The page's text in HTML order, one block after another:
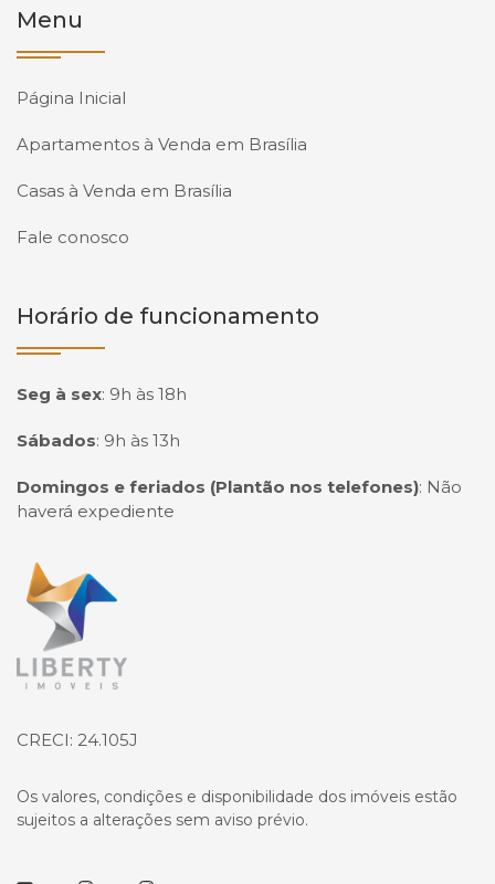
Menu
Página Inicial
Apartamentos à Venda em Brasília
Casas à Venda em Brasília
Fale conosco
Horário de funcionamento
Seg à sex: 9h às 18h
Sábados: 9h às 13h
Domingos e feriados (Plantão nos telefones): Não
haverá expediente
Página inicial
CRECI: 24.105J
Os valores, condições e disponibilidade dos imóveis estão
sujeitos a alterações sem aviso prévio.